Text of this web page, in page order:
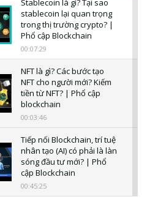
Stablecoin là gì? Tại sao
stablecoin lại quan trọng
trong thị trường crypto? |
Phổ cập Blockchain
00:07:29
NFT là gì? Các bước tạo
NFT cho người mới? Kiếm
tiền từ NFT? | Phổ cập
blockchain
00:03:46
Tiếp nối Blockchain, trí tuệ
nhân tạo (AI) có phải là làn
sóng đầu tư mới? | Phổ
cập Blockchain
00:45:25